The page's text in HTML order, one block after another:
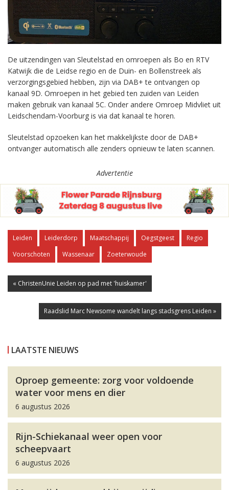
De uitzendingen van Sleutelstad en omroepen als Bo en RTV
Katwijk die de Leidse regio en de Duin- en Bollenstreek als
verzorgingsgebied hebben, zijn via DAB+ te ontvangen op
kanaal 9D. Omroepen in het gebied ten zuiden van Leiden
maken gebruik van kanaal 5C. Onder andere Omroep Midvliet uit
Leidschendam-Voorburg is via dat kanaal te horen.
Sleutelstad opzoeken kan het makkelijkste door de DAB+
ontvanger automatisch alle zenders opnieuw te laten scannen.
Advertentie
Leiden Leiderdorp Maatschappij Oegstgeest
Regio
Voorschoten
Wassenaar Zoeterwoude
« ChristenUnie Leiden op pad met 'huiskamer'
Raadslid Marc Newsome wandelt langs stadsgrens Leiden »
LAATSTE NIEUWS
Oproep gemeente: zorg voor voldoende
water voor mens en dier
6 augustus 2026
Rijn-Schiekanaal weer open voor
scheepvaart
6 augustus 2026